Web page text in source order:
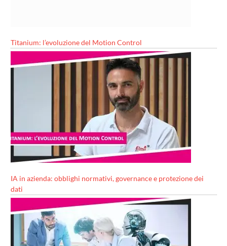
Titanium: l’evoluzione del Motion Control
IA in azienda: obblighi normativi, governance e protezione dei
dati